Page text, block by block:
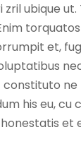
ubique
et,
constituto ne
his eu, cu
et